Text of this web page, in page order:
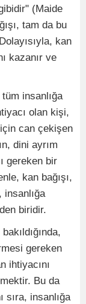
(Maide
tam da bu
kan
kazanır ve
tüm insanlığa
olan kişi,
can çekişen
dini ayrım
gereken bir
kan bağışı,
insanlığa
biridir.
gereken
ihtiyacını
Bu da
sıra, insanlığa